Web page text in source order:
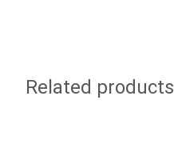
Related products